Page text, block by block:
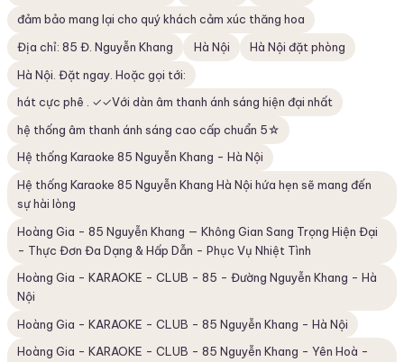
đảm bảo mang lại cho quý khách cảm xúc thăng hoa
Địa chỉ: 85 Đ. Nguyễn Khang
Hà Nội
Hà Nội đặt phòng
Hà Nội. Đặt ngay. Hoặc gọi tới:
hát cực phê . ✓✓Với dàn âm thanh ánh sáng hiện đại nhất
hệ thống âm thanh ánh sáng cao cấp chuẩn 5☆
Hệ thống Karaoke 85 Nguyễn Khang - Hà Nội
Hệ thống Karaoke 85 Nguyễn Khang Hà Nội hứa hẹn sẽ mang đến
sự hài lòng
Hoàng Gia - 85 Nguyễn Khang — Không Gian Sang Trọng Hiện Đại
- Thực Đơn Đa Dạng & Hấp Dẫn - Phục Vụ Nhiệt Tình
Hoàng Gia - KARAOKE - CLUB - 85 - Đường Nguyễn Khang - Hà
Nội
Hoàng Gia - KARAOKE - CLUB - 85 Nguyễn Khang - Hà Nội
Hoàng Gia - KARAOKE - CLUB - 85 Nguyễn Khang - Yên Hoà -